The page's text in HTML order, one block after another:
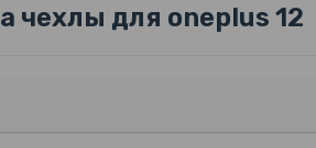
чехлы для oneplus 12